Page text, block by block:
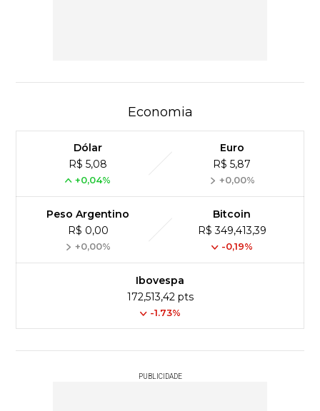
Economia
Dólar
R$ 5,08
+0,04%
Euro
R$ 5,87
+0,00%
Peso Argentino
R$ 0,00
+0,00%
Bitcoin
R$ 349,413,39
-0,19%
Ibovespa
172,513,42 pts
-1.73%
PUBLICIDADE